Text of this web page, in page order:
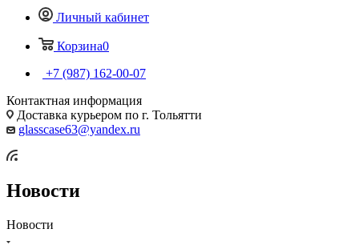
Личный кабинет
Корзина0
+7 (987) 162-00-07
Контактная информация
Доставка курьером по г. Тольятти
glasscase63@yandex.ru
Новости
Новости